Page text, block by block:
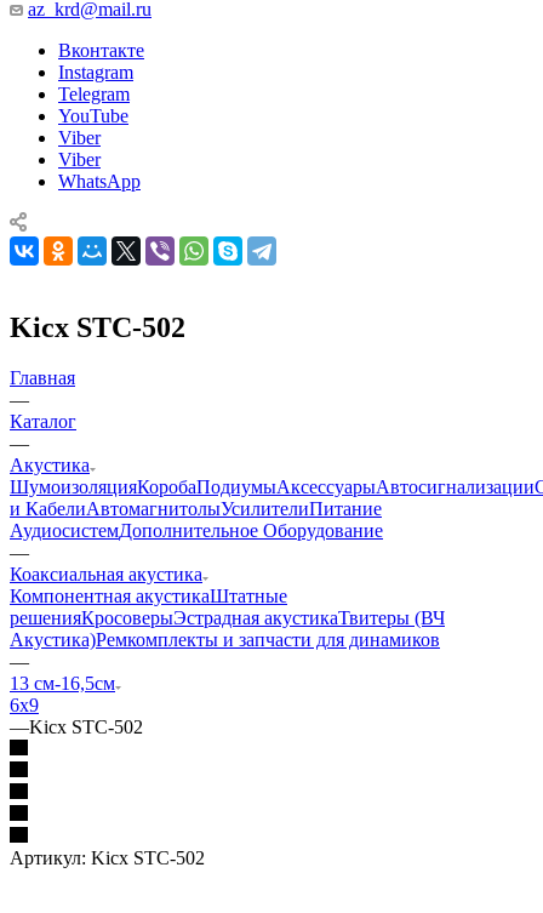
az_krd@mail.ru
Вконтакте
Instagram
Telegram
YouTube
Viber
Viber
WhatsApp
Kicx STC-502
Главная
—
Каталог
—
Акустика
ШумоизоляцияКоробаПодиумыАксессуарыАвтосигнализации
и КабелиАвтомагнитолыУсилителиПитание
АудиосистемДополнительное Оборудование
—
Коаксиальная акустика
Компонентная акустикаШтатные
решенияКросоверыЭстрадная акустикаТвитеры (ВЧ
Акустика)Ремкомплекты и запчасти для динамиков
—
13 см-16,5см
6х9
—Kicx STC-502
Артикул: Kicx STC-502